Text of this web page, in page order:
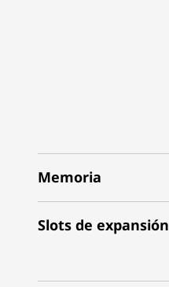
Memoria
Slots de expansión